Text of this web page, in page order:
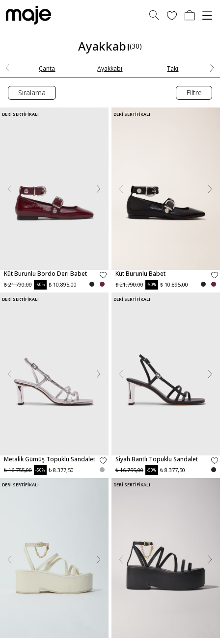
Ayakkabı(30)
Çanta Ayakkabı Takı
Sıralama Filtre
DERİ SERTİFİKALI
Küt Burunlu Bordo Deri Babet
₺ 21.790,00 -50% ₺ 10.895,00
DERİ SERTİFİKALI
Küt Burunlu Babet
₺ 21.790,00 -50% ₺ 10.895,00
DERİ SERTİFİKALI
Metalik Gümüş Topuklu Sandalet
₺ 16.755,00 -50% ₺ 8.377,50
DERİ SERTİFİKALI
Siyah Bantlı Topuklu Sandalet
₺ 16.755,00 -50% ₺ 8.377,50
DERİ SERTİFİKALI DERİ SERTİFİKALI